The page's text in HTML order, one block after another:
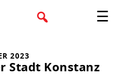
☰
2023
Stadt Konstanz